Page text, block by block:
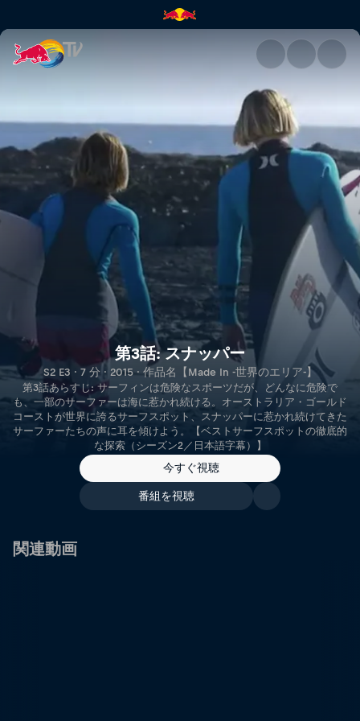
第3話: スナッパー | Red Bull
第3話: スナッパー
S2 E3 · 7 分 · 2015 · 作品名【Made In -世界のエリア-】
第3話あらすじ: サーフィンは危険なスポーツだが、どんなに危険で
も、一部のサーファーは海に惹かれ続ける。オーストラリア・ゴールド
コーストが世界に誇るサーフスポット、スナッパーに惹かれ続けてきた
サーファーたちの声に耳を傾けよう。【ベストサーフスポットの徹底的
な探索（シーズン2／日本語字幕）】
今すぐ視聴
番組を視聴
関連動画